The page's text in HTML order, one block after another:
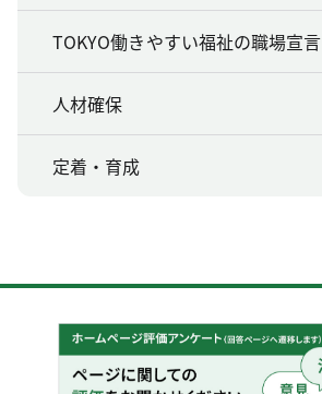
TOKYO働きやすい福祉の職場宣言
人材確保
定着・育成